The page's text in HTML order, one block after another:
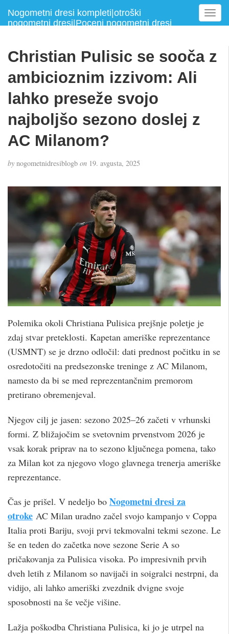
Nogometni dresi kompleti|otroški
nogometni dresi|Poceni nogometni dresi
T
o
l
Christian Pulisic se sooča z
ambicioznim izzivom: Ali
lahko preseže svojo
najboljšo sezono doslej z
AC Milanom?
by nogometnidresiblogb on 19. avgusta, 2025
Polemika okoli Christiana Pulisica prejšnje poletje je
zdaj stvar preteklosti. Kapetan ameriške reprezentance
(USMNT) se je drzno odločil: dati prednost počitku in se
osredotočiti na predsezonske treninge z AC Milanom,
namesto da bi se med reprezentančnim premorom
pretirano obremenjeval.
Njegov cilj je jasen: sezono 2025–26 začeti v vrhunski
formi. Z bližajočim se svetovnim prvenstvom 2026 je
vsak korak priprav na to sezono ključnega pomena, tako
za Milan kot za njegovo vlogo glavnega trenerja ameriške
reprezentance.
Čas je prišel. V nedeljo bo Nogometni dresi za
otroke AC Milan uradno začel svojo kampanjo v Coppa
Italia proti Bariju, svoji prvi tekmovalni tekmi sezone. Le
še en teden do začetka nove sezone Serie A so
pričakovanja za Pulisica visoka. Po impresivnih prvih
dveh letih z Milanom so navijači in soigralci nestrpni, da
vidijo, ali lahko ameriški zvezdnik dvigne svoje
sposobnosti na še večje višine.
Lažja poškodba Christiana Pulisica, ki jo je utrpel na